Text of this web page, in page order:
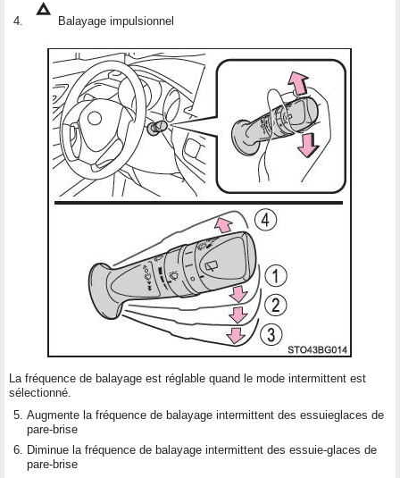
Balayage impulsionnel
La fréquence de balayage est réglable quand le mode intermittent est
sélectionné.
Augmente la fréquence de balayage intermittent des essuieglaces de
pare-brise
Diminue la fréquence de balayage intermittent des essuie-glaces de
pare-brise